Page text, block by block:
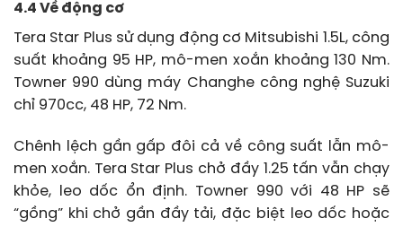
4.4 Về động cơ
Tera Star Plus sử dụng động cơ Mitsubishi 1.5L, công
suất khoảng 95 HP, mô-men xoắn khoảng 130 Nm.
Towner 990 dùng máy Changhe công nghệ Suzuki
chỉ 970cc, 48 HP, 72 Nm.
Chênh lệch gần gấp đôi cả về công suất lẫn mô-
men xoắn. Tera Star Plus chở đầy 1.25 tấn vẫn chạy
khỏe, leo dốc ổn định. Towner 990 với 48 HP sẽ
“gồng” khi chở gần đầy tải, đặc biệt leo dốc hoặc